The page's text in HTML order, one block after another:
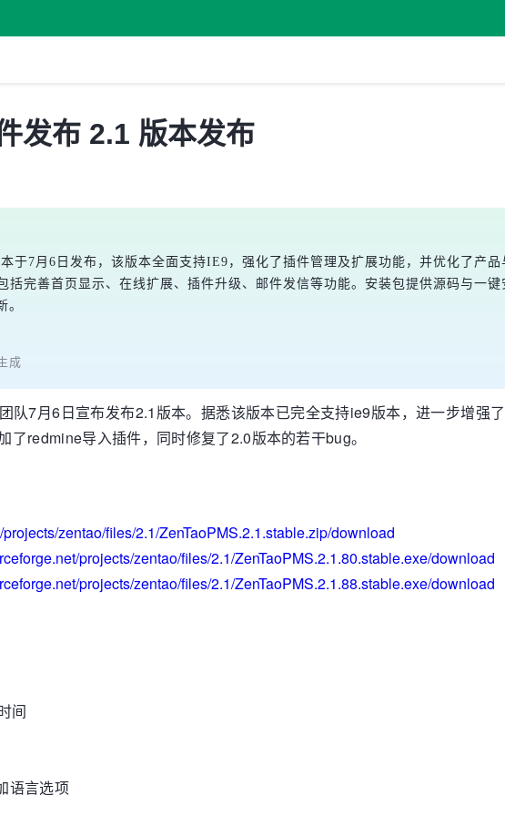
发布 2.1 版本发布
于7月6日发布，该版本全面支持IE9，强化了插件管理及扩展功能，并优化了产
括完善首页显示、在线扩展、插件升级、邮件发信等功能。安装包提供源码与一
。
成
队7月6日宣布发布2.1版本。据悉该版本已完全支持ie9版本，进一步增强
了redmine导入插件，同时修复了2.0版本的若干bug。
zentao/files/2.1/ZenTaoPMS.2.1.stable.zip/download
projects/zentao/files/2.1/ZenTaoPMS.2.1.80.stable.exe/download
projects/zentao/files/2.1/ZenTaoPMS.2.1.88.stable.exe/download
间
语言选项